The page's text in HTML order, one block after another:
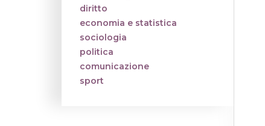
diritto
economia e statistica
sociologia
politica
comunicazione
sport